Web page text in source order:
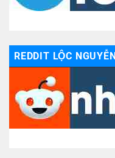
REDDIT LỘC NGUYỄN